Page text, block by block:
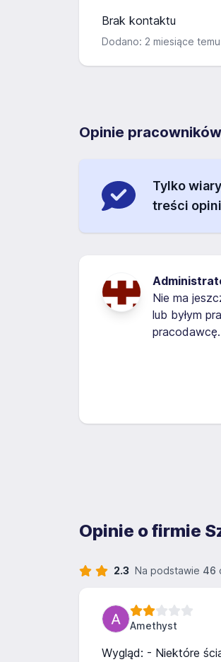
Brak kontaktu
Dodano: 2 miesiące temu
Opinie
Tylko
treści
Nie ma
lub byłym
pracodawcę.
Opinie o firmie
2.3 Na podstawie 46
Amethyst
Wygląd: - Niektóre